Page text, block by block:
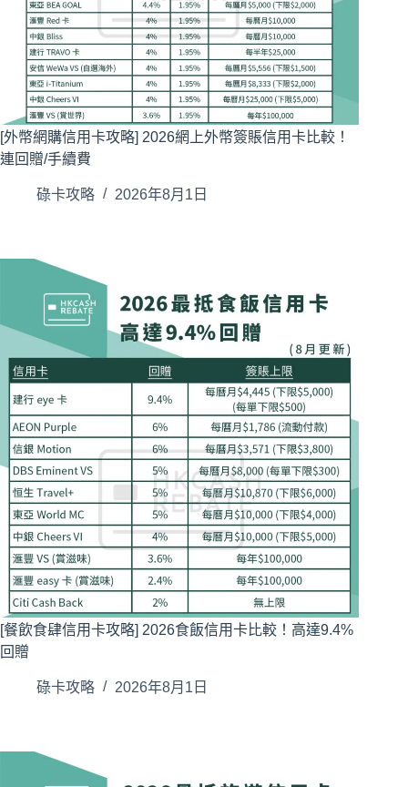
[外幣網購信用卡攻略] 2026網上外幣簽賬信用卡比較！
連回贈/手續費
碌卡攻略 2026年8月1日
[餐飲食肆信用卡攻略] 2026食飯信用卡比較！高達9.4%
回贈
碌卡攻略 2026年8月1日